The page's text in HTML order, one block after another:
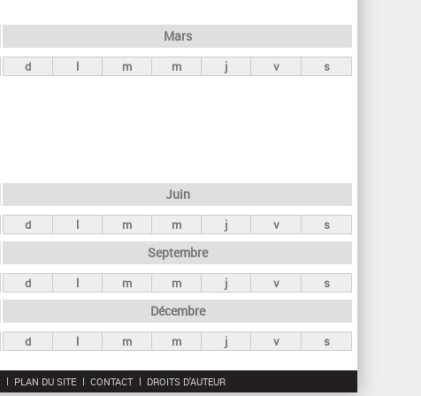
r
c
Mars
d l m m j v s
Juin
d l m m j v s
Septembre
d l m m j v s
Décembre
d l m m j v s
PLAN DU SITE CONTACT DROITS D'AUTEUR